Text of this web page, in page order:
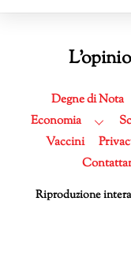
Degne di Nota
Economia
Vaccini
Riproduzione